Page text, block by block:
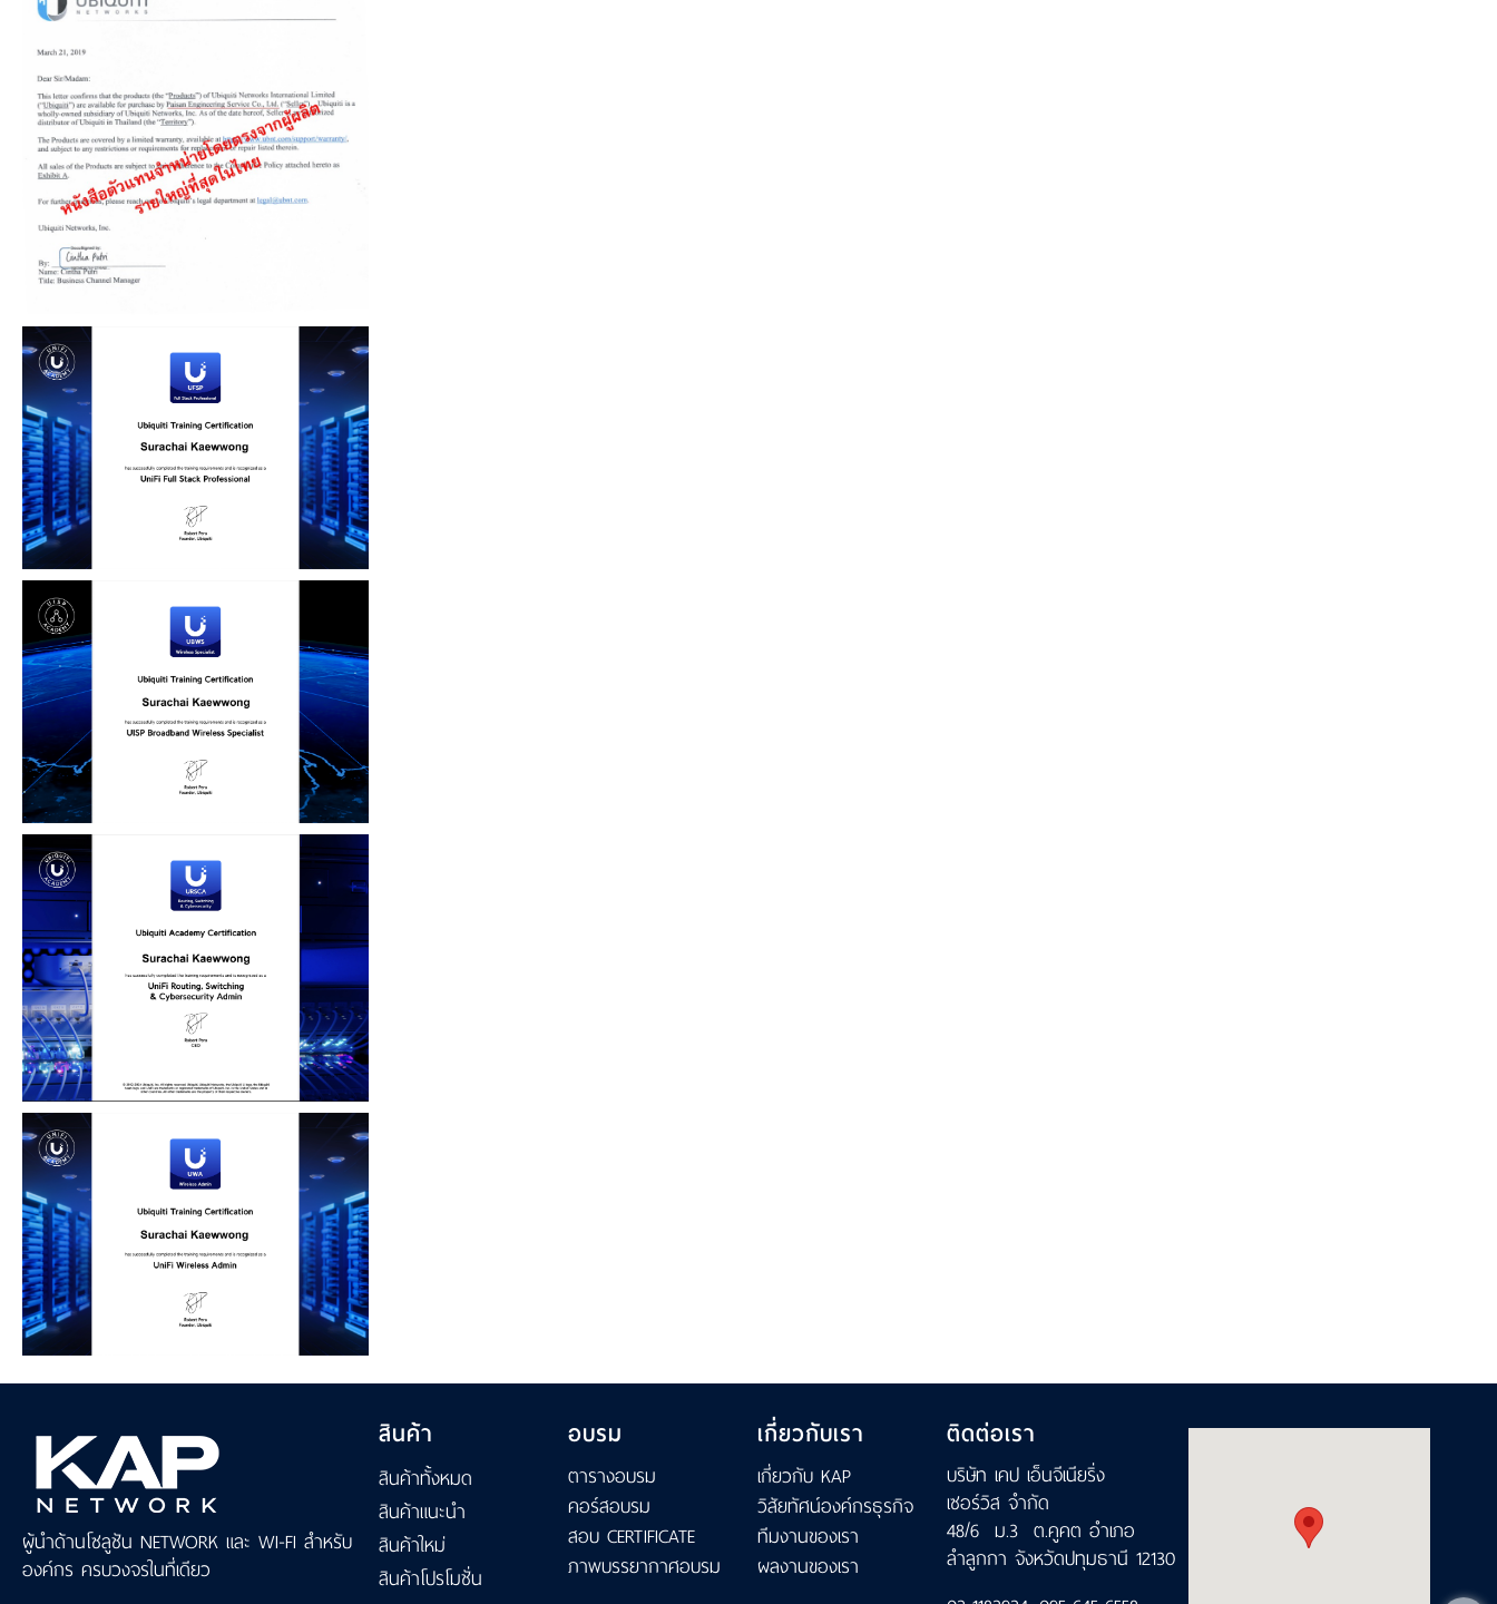
ผู้นำด้านโซลูชัน NETWORK และ WI-FI สำหรับ
องค์กร ครบวงจรในที่เดียว
สินค้า
สินค้าทั้งหมด
สินค้าแนะนำ
สินค้าใหม่
สินค้าโปรโมชั่น
อบรม
ตารางอบรม
คอร์สอบรม
สอบ CERTIFICATE
ภาพบรรยากาศอบรม
เกี่ยวกับเรา
เกี่ยวกับ KAP
วิสัยทัศน์องค์กรธุรกิจ
ทีมงานของเรา
ผลงานของเรา
ติดต่อเรา
บริษัท เคป เอ็นจีเนียริ่ง
เซอร์วิส จำกัด
48/6 ม.3 ต.คูคต อำเภอ
ลำลูกกา จังหวัดปทุมธานี 12130